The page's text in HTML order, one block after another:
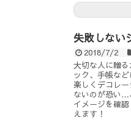
失敗しない
2018/7/2
大切な人に贈
ック、手帳な
楽しくデコレ
ないのが恐い…
イメージを確
えます！